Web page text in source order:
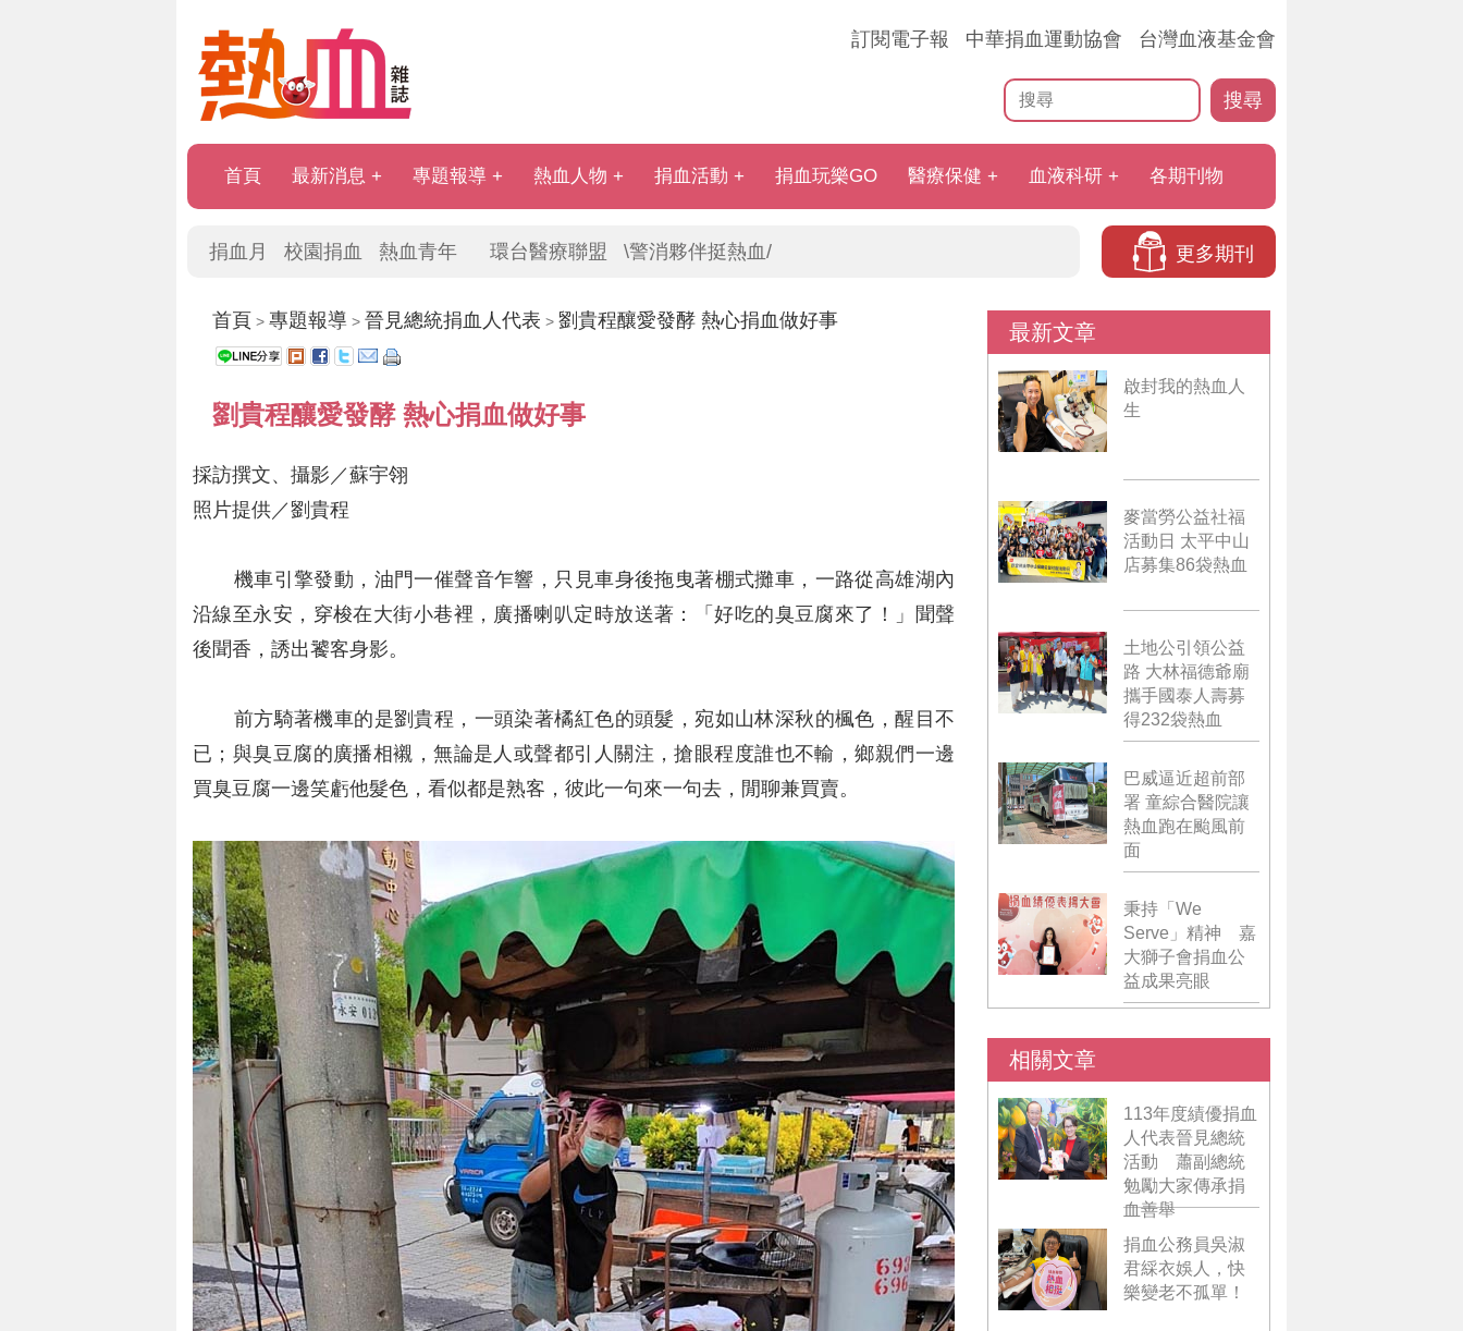
訂閱電子報 中華捐血運動協會 台灣血液基金會
搜尋
首頁 最新消息 專題報導 熱血人物 捐血活動 捐血玩樂GO 醫療保健 血液科研 各期刊物
捐血月 校園捐血 熱血青年 環台醫療聯盟 \警消夥伴挺熱血/ 更多期刊
首頁 > 專題報導> 晉見總統捐血人代表 > 劉貴程釀愛發酵 熱心捐血做好事
劉貴程釀愛發酵 熱心捐血做好事
採訪撰文、攝影／蘇宇翎
照片提供／劉貴程
機車引擎發動，油門一催聲音乍響，只見車身後拖曳著棚式攤車，一路從高雄湖內
沿線至永安，穿梭在大街小巷裡，廣播喇叭定時放送著：「好吃的臭豆腐來了！」聞聲
後聞香，誘出饕客身影。
前方騎著機車的是劉貴程，一頭染著橘紅色的頭髮，宛如山林深秋的楓色，醒目不
已；與臭豆腐的廣播相襯，無論是人或聲都引人關注，搶眼程度誰也不輸，鄉親們一邊
買臭豆腐一邊笑虧他髮色，看似都是熟客，彼此一句來一句去，閒聊兼買賣。
最新文章
啟封我的熱血人
生
麥當勞公益社福
活動日 太平中山
店募集86袋熱血
土地公引領公益
路 大林福德爺廟
攜手國泰人壽募
得232袋熱血
巴威逼近超前部
署 童綜合醫院讓
熱血跑在颱風前
面
秉持「We
Serve」精神 嘉
大獅子會捐血公
益成果亮眼
相關文章
113年度績優捐血
人代表晉見總統
活動 蕭副總統
勉勵大家傳承捐
血善舉
捐血公務員吳淑
君綵衣娛人，快
樂變老不孤單！